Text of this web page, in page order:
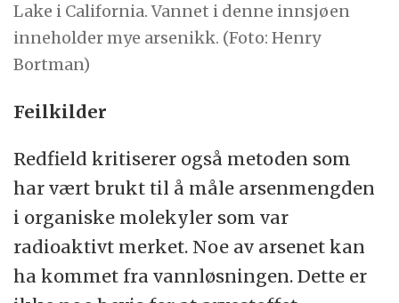
Lake i California. Vannet i denne innsjøen
inneholder mye arsenikk. (Foto: Henry
Bortman)
Feilkilder
Redfield kritiserer også metoden som
har vært brukt til å måle arsenmengden
i organiske molekyler som var
radioaktivt merket. Noe av arsenet kan
ha kommet fra vannløsningen. Dette er